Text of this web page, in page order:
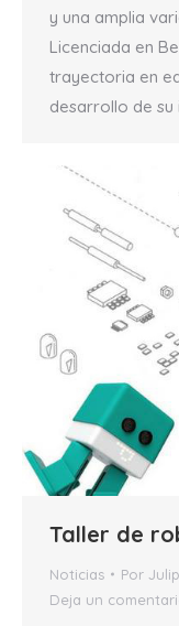
y una amplia
Licenciada en
trayectoria en
desarrollo de su
Taller de
Noticias Por
Deja un